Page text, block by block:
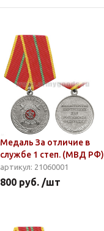
Медаль За отличие в
службе 1 степ. (МВД РФ)
артикул: 21060001
800 руб. /шт